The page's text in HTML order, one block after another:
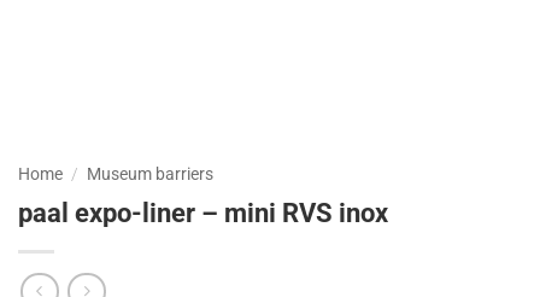
Home / Museum barriers
paal expo-liner – mini RVS inox